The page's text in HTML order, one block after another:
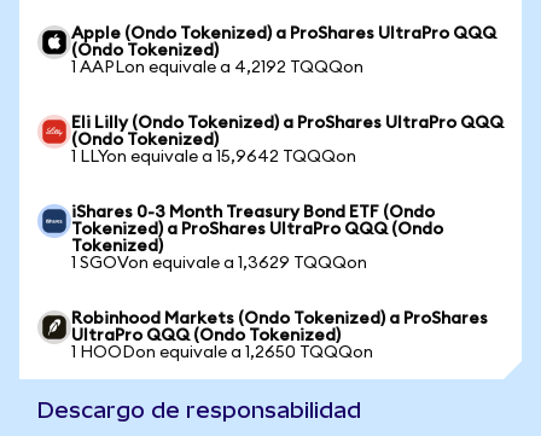
Apple (Ondo Tokenized) a ProShares UltraPro QQQ
(Ondo Tokenized)
1 AAPLon equivale a 4,2192 TQQQon
Eli Lilly (Ondo Tokenized) a ProShares UltraPro QQQ
(Ondo Tokenized)
1 LLYon equivale a 15,9642 TQQQon
iShares 0-3 Month Treasury Bond ETF (Ondo
Tokenized) a ProShares UltraPro QQQ (Ondo
Tokenized)
1 SGOVon equivale a 1,3629 TQQQon
Robinhood Markets (Ondo Tokenized) a ProShares
UltraPro QQQ (Ondo Tokenized)
1 HOODon equivale a 1,2650 TQQQon
Descargo de responsabilidad